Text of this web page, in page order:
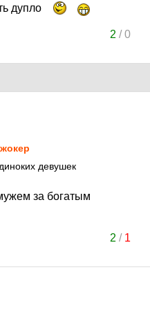
дупло
2 /0
девушек
за богатым
2 / 1